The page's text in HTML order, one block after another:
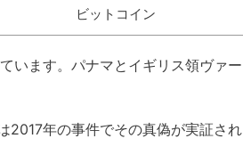
ビットコイン
います。パナマとイギリス領ヴァー
2017年の事件でその真偽が実証され